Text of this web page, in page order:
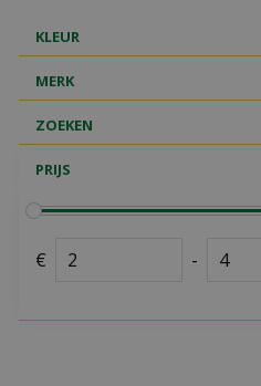
KLEUR
MERK
ZOEKEN
PRIJS
€ -